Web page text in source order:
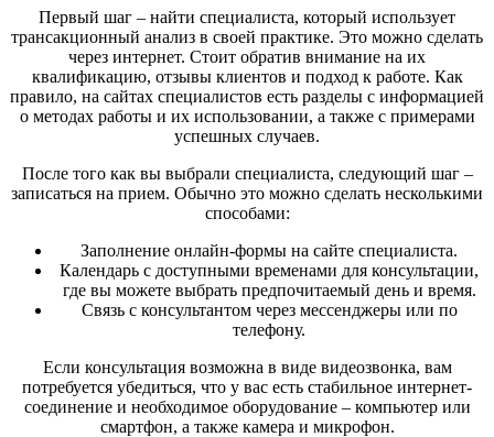
Первый шаг – найти специалиста, который использует
трансакционный анализ в своей практике. Это можно сделать
через интернет. Стоит обратив внимание на их
квалификацию, отзывы клиентов и подход к работе. Как
правило, на сайтах специалистов есть разделы с информацией
о методах работы и их использовании, а также с примерами
успешных случаев.
После того как вы выбрали специалиста, следующий шаг –
записаться на прием. Обычно это можно сделать несколькими
способами:
Заполнение онлайн-формы на сайте специалиста.
Календарь с доступными временами для консультации,
где вы можете выбрать предпочитаемый день и время.
Связь с консультантом через мессенджеры или по
телефону.
Если консультация возможна в виде видеозвонка, вам
потребуется убедиться, что у вас есть стабильное интернет-
соединение и необходимое оборудование – компьютер или
смартфон, а также камера и микрофон.